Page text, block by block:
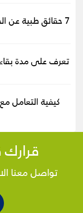
7 حقائق طبية عن
تواصل معنا